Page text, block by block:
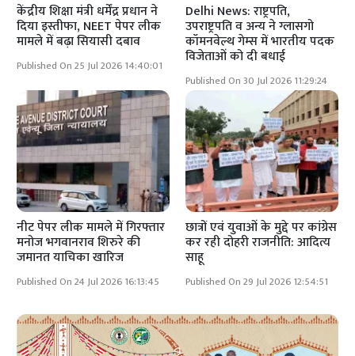
केंद्रीय शिक्षा मंत्री धर्मेंद्र प्रधान ने
दिया इस्तीफा, NEET पेपर लीक
मामले में बढ़ा सियासी दबाव
Published On 25 Jul 2026 14:40:01
Delhi News: राष्ट्रपति,
उपराष्ट्रपति व अन्य ने ग्लासगो
कॉमनवेल्थ गेम्स में भारतीय पदक
विजेताओं को दी बधाई
Published On 30 Jul 2026 11:29:24
नीट पेपर लीक मामले में गिरफ्तार
मनोज भगवानराव शिरुरे की
जमानत याचिका खारिज
Published On 24 Jul 2026 16:13:45
छात्रों एवं युवाओं के मुद्दे पर कांग्रेस
कर रही दोहरी राजनीति: आदित्य
साहू
Published On 29 Jul 2026 12:54:51